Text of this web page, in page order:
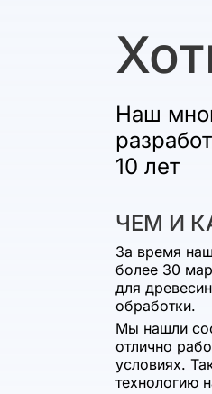
Наш
10 лет
ЧЕМ И
За время
более 30
для
обработки.
Мы нашли
отлично
условиях.
технологию